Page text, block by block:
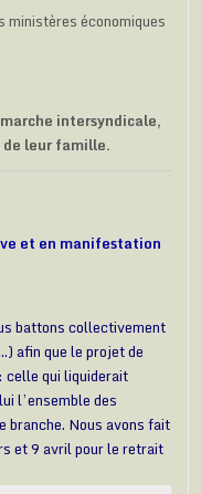
ministères économiques
intersyndicale,
de leur famille.
et en manifestation
battons collectivement
afin que le projet de
celle qui liquiderait
l’ensemble des
branche. Nous avons fait
et 9 avril pour le retrait